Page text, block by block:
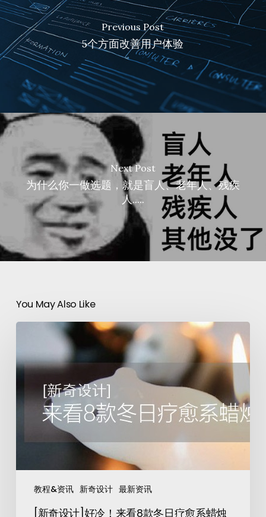
Previous Post
5个方面改善用户体验
Next Post
为什么你一做选题，就是盲人、老年人、残疾
人.....
You May Also Like
教程&资讯 新奇设计 最新资讯
[新奇设计]好冷！来看8款冬日疗愈系蜡烛